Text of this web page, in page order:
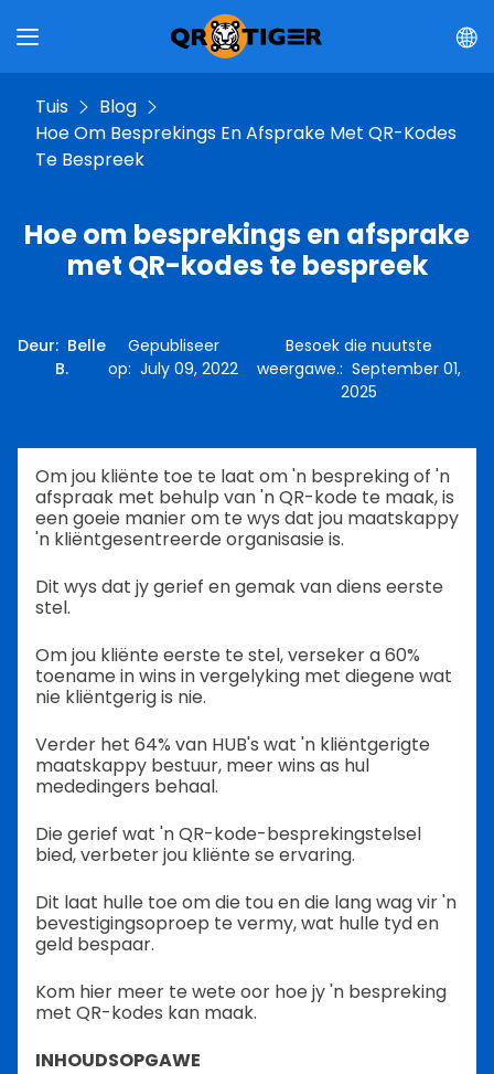
Tuis
Blog
Hoe Om Besprekings En Afsprake Met QR-Kodes
Te Bespreek
Hoe om besprekings en afsprake
met QR-kodes te bespreek
Deur: Belle
B.
Gepubliseer
op:July 09, 2022
Besoek die nuutste
weergawe.: September 01,
2025
Om jou kliënte toe te laat om 'n bespreking of 'n
afspraak met behulp van 'n QR-kode te maak, is
een goeie manier om te wys dat jou maatskappy
'n kliëntgesentreerde organisasie is.
Dit wys dat jy gerief en gemak van diens eerste
stel.
Om jou kliënte eerste te stel, verseker a 60%
toename in wins in vergelyking met diegene wat
nie kliëntgerig is nie.
Verder het 64% van HUB's wat 'n kliëntgerigte
maatskappy bestuur, meer wins as hul
mededingers behaal.
Die gerief wat 'n QR-kode-besprekingstelsel
bied, verbeter jou kliënte se ervaring.
Dit laat hulle toe om die tou en die lang wag vir 'n
bevestigingsoproep te vermy, wat hulle tyd en
geld bespaar.
Kom hier meer te wete oor hoe jy 'n bespreking
met QR-kodes kan maak.
INHOUDSOPGAWE